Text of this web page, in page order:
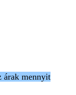
árak mennyit